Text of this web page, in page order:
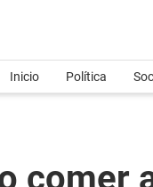
Inicio Política
comer